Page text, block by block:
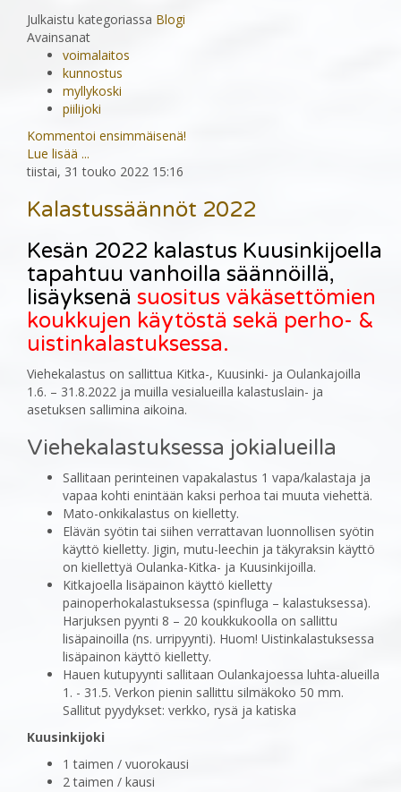
Julkaistu kategoriassa Blogi
Avainsanat
voimalaitos
kunnostus
myllykoski
piilijoki
Kommentoi ensimmäisenä!
Lue lisää ...
tiistai, 31 touko 2022 15:16
Kalastussäännöt 2022
Kesän 2022 kalastus Kuusinkijoella
tapahtuu vanhoilla säännöillä,
lisäyksenä suositus väkäsettömien
koukkujen käytöstä sekä perho- &
uistinkalastuksessa.
Viehekalastus on sallittua Kitka-, Kuusinki- ja Oulankajoilla
1.6. – 31.8.2022 ja muilla vesialueilla kalastuslain- ja
asetuksen sallimina aikoina.
Viehekalastuksessa jokialueilla
Sallitaan perinteinen vapakalastus 1 vapa/kalastaja ja
vapaa kohti enintään kaksi perhoa tai muuta viehettä.
Mato-onkikalastus on kielletty.
Elävän syötin tai siihen verrattavan luonnollisen syötin
käyttö kielletty. Jigin, mutu-leechin ja täkyraksin käyttö
on kiellettyä Oulanka-Kitka- ja Kuusinkijoilla.
Kitkajoella lisäpainon käyttö kielletty
painoperhokalastuksessa (spinfluga – kalastuksessa).
Harjuksen pyynti 8 – 20 koukkukoolla on sallittu
lisäpainoilla (ns. urripyynti). Huom! Uistinkalastuksessa
lisäpainon käyttö kielletty.
Hauen kutupyynti sallitaan Oulankajoessa luhta-alueilla
1. - 31.5. Verkon pienin sallittu silmäkoko 50 mm.
Sallitut pyydykset: verkko, rysä ja katiska
Kuusinkijoki
1 taimen / vuorokausi
2 taimen / kausi